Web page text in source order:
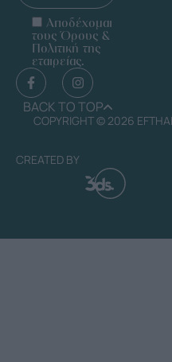
Αποδέχομαι
τους Όρους &
Πολιτική της
εταιρείας.
BACK TO TOP
COPYRIGHT © 2026
CREATED BY